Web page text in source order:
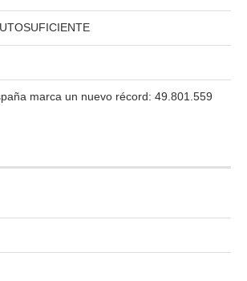
marca un nuevo récord: 49.801.559